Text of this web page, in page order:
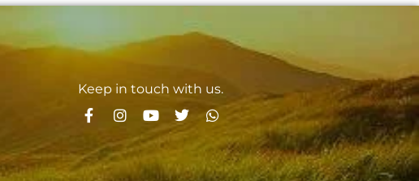
Keep in touch with us.